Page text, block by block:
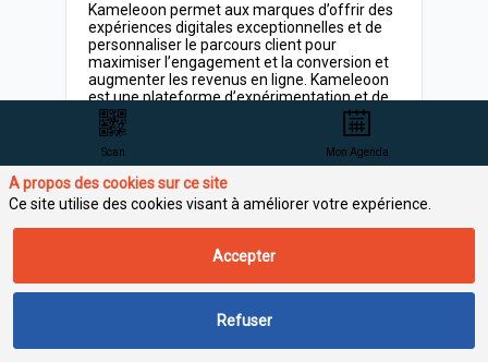
Kameleoon permet aux marques d’offrir des
expériences digitales exceptionnelles et de
personnaliser le parcours client pour
maximiser l’engagement et la conversion et
augmenter les revenus en ligne. Kameleoon
est une plateforme d’expérimentation et de
personnalisation IA web et full stack qui aide
les directions produit et les marketers à
adapter rapidement et automatiquement
leur site web - et plus généralement toute
leur expérience en ligne - aux attentes et aux
Activités principales
Editeur de logiciel
Problématiques adressées
Scan Mon Agenda
A propos des cookies sur ce site
Ce site utilise des cookies visant à améliorer votre expérience.
Accepter
Refuser